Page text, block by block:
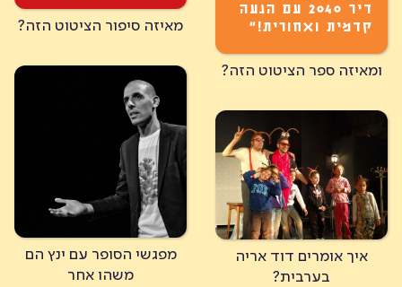
מאיזה סיפור הציטוט הזה?
דיר 2040 עם הנעה
קדמית ואחורית!”
ומאיזה ספר הציטוט הזה?
מפגשי הסופר עם ינץ הם
משהו אחר
איך אומרים דוד אריה
בערבית?